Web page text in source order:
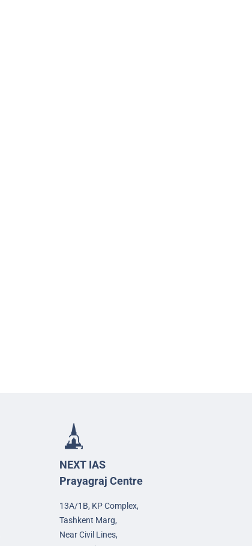
NEXT IAS
Prayagraj Centre
13A/1B, KP Complex,
Tashkent Marg,
Near Civil Lines,